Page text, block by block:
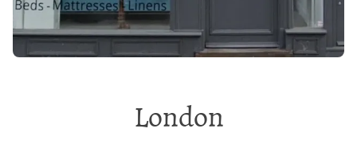
London